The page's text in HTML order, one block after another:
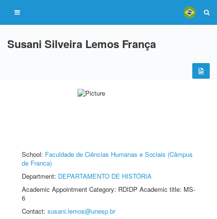
Susani Silveira Lemos França
School: Faculdade de Ciências Humanas e Sociais (Câmpus
de Franca)
Department: DEPARTAMENTO DE HISTÓRIA
Academic Appointment Category: RDIDP Academic title: MS-
6
Contact: susani.lemos@unesp.br